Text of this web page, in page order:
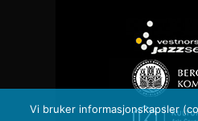
Vi bruker informasjonskapsler